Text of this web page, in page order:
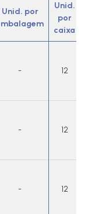
Unid. por
Unid.
por
caixa
- 12
- 12
- 12